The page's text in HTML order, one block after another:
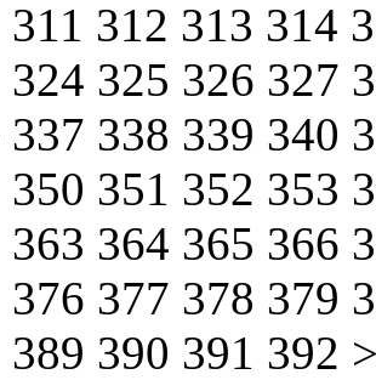
311 312 313 314
324 325 326 327
337 338 339 340
350 351 352 353
363 364 365 366
376 377 378 379
389 390 391 392